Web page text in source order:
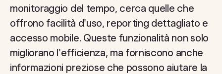
monitoraggio del tempo, cerca quelle che
offrono facilità d'uso, reporting dettagliato e
accesso mobile. Queste funzionalità non solo
migliorano l'efficienza, ma forniscono anche
informazioni preziose che possono aiutare la